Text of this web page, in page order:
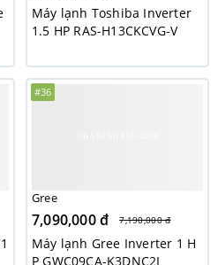
Máy lạnh Toshiba Inverter
1.5 HP RAS-H13CKCVG-V
#36
Gree
7,090,000 đ 7,190,000 đ
Máy lạnh Gree Inverter 1 H
P GWC09CA-K3DNC2I